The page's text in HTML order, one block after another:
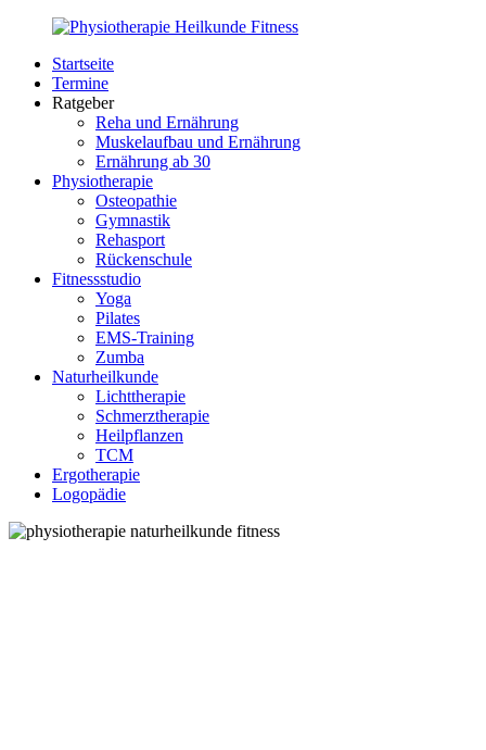
Zurück
Inhalt
PhysioMed-
Fit.de
Gesundheit
Startseite
Termine
Ratgeber
Reha und Ernährung
Muskelaufbau und Ernährung
Ernährung ab 30
Physiotherapie
Osteopathie
Gymnastik
Rehasport
Rückenschule
Fitnessstudio
Yoga
Pilates
EMS-Training
Zumba
Naturheilkunde
Lichttherapie
Schmerztherapie
Heilpflanzen
TCM
Ergotherapie
Logopädie